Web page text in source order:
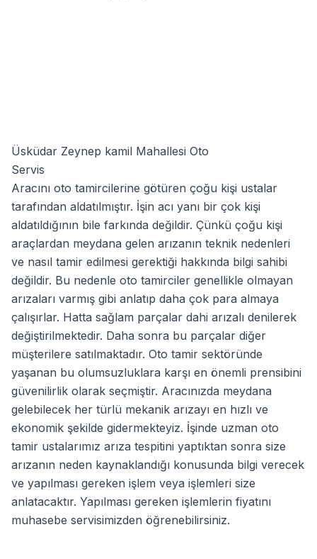
Üsküdar Zeynep kamil Mahallesi Oto
Servis
Aracını oto tamircilerine götüren çoğu kişi ustalar
tarafından aldatılmıştır. İşin acı yanı bir çok kişi
aldatıldığının bile farkında değildir. Çünkü çoğu kişi
araçlardan meydana gelen arızanın teknik nedenleri
ve nasıl tamir edilmesi gerektiği hakkında bilgi sahibi
değildir. Bu nedenle oto tamirciler genellikle olmayan
arızaları varmış gibi anlatıp daha çok para almaya
çalışırlar. Hatta sağlam parçalar dahi arızalı denilerek
değiştirilmektedir. Daha sonra bu parçalar diğer
müşterilere satılmaktadır. Oto tamir sektöründe
yaşanan bu olumsuzluklara karşı en önemli prensibini
güvenilirlik olarak seçmiştir. Aracınızda meydana
gelebilecek her türlü mekanik arızayı en hızlı ve
ekonomik şekilde gidermekteyiz. İşinde uzman oto
tamir ustalarımız arıza tespitini yaptıktan sonra size
arızanın neden kaynaklandığı konusunda bilgi verecek
ve yapılması gereken işlem veya işlemleri size
anlatacaktır. Yapılması gereken işlemlerin fiyatını
muhasebe servisimizden öğrenebilirsiniz.